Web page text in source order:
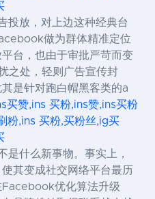
投放，对上边这种经典台
做为群体精准定位
台，也由于审批严苛而变
之处，轻则广告宣传封
是针对跑白帽黑客类的a
买赞,ins 买粉,ins赞,ins买粉
粉,ins 买粉,买粉丝,ig买
什么新事物。事实上，
其变成社交网络平台最历
Facebook优化算法升级